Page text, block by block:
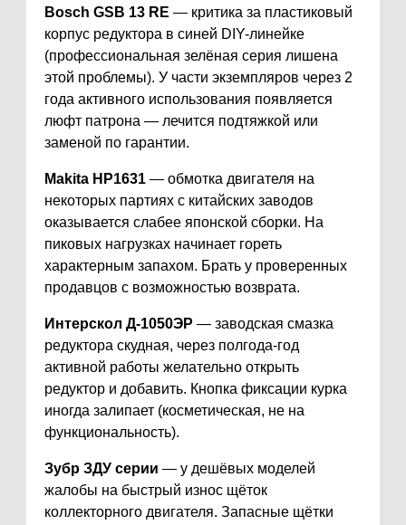
Bosch GSB 13 RE — критика за пластиковый
корпус редуктора в синей DIY-линейке
(профессиональная зелёная серия лишена
этой проблемы). У части экземпляров через 2
года активного использования появляется
люфт патрона — лечится подтяжкой или
заменой по гарантии.
Makita HP1631 — обмотка двигателя на
некоторых партиях с китайских заводов
оказывается слабее японской сборки. На
пиковых нагрузках начинает гореть
характерным запахом. Брать у проверенных
продавцов с возможностью возврата.
Интерскол Д-1050ЭР — заводская смазка
редуктора скудная, через полгода-год
активной работы желательно открыть
редуктор и добавить. Кнопка фиксации курка
иногда залипает (косметическая, не на
функциональность).
Зубр ЗДУ серии — у дешёвых моделей
жалобы на быстрый износ щёток
коллекторного двигателя. Запасные щётки